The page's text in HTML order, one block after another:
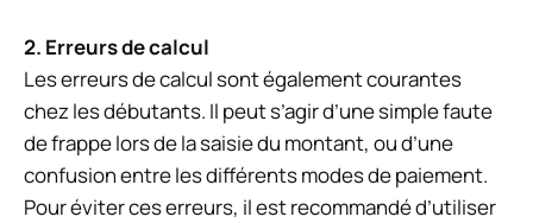
2. Erreurs de calcul
Les erreurs de calcul sont également courantes
chez les débutants. Il peut s’agir d’une simple faute
de frappe lors de la saisie du montant, ou d’une
confusion entre les différents modes de paiement.
Pour éviter ces erreurs, il est recommandé d’utiliser